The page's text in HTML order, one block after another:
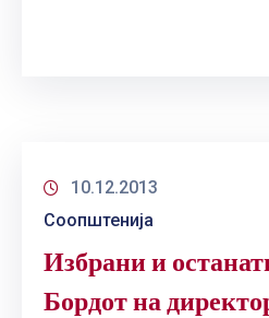
10.12.2013
Соопштенија
Избрани и
Бордот на